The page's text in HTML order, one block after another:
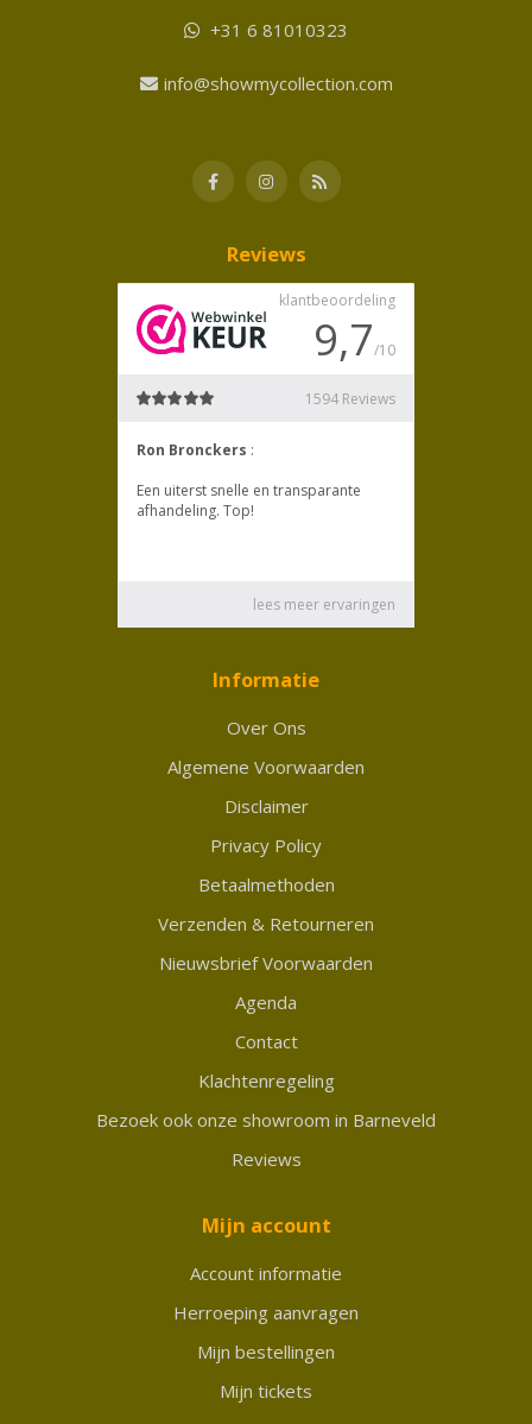
+31 6 81010323
info@showmycollection.com
Reviews
Informatie
Over Ons
Algemene Voorwaarden
Disclaimer
Privacy Policy
Betaalmethoden
Verzenden & Retourneren
Nieuwsbrief Voorwaarden
Agenda
Contact
Klachtenregeling
Bezoek ook onze showroom in Barneveld
Reviews
Mijn account
Account informatie
Herroeping aanvragen
Mijn bestellingen
Mijn tickets